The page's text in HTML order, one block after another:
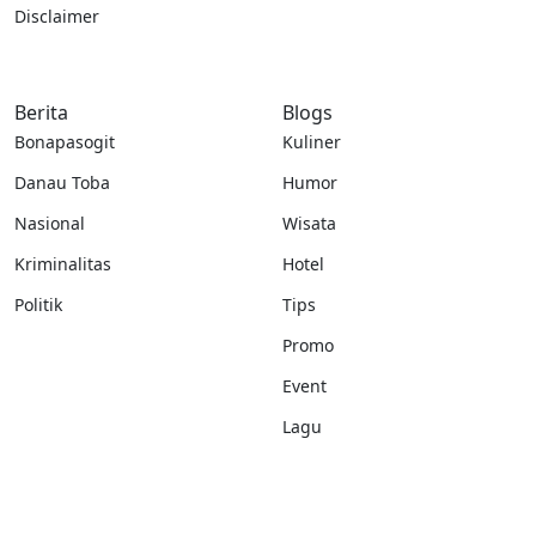
Disclaimer
Berita
Bonapasogit
Danau Toba
Nasional
Kriminalitas
Politik
Blogs
Kuliner
Humor
Wisata
Hotel
Tips
Promo
Event
Lagu